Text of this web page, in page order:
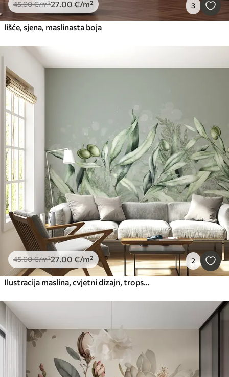
45.00€/m²27.00 €/m² 3
lišće, sjena, maslinasta boja
45.00€/m²27.00 €/m² 2
Ilustracija maslina, cvjetni dizajn, tropsko, akvarel, veliko lišće, zelene boje